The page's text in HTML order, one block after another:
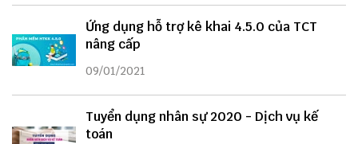
Ứng dụng hỗ trợ kê khai 4.5.0 của TCT
nâng cấp
09/01/2021
Tuyển dụng nhân sự 2020 - Dịch vụ kế
toán